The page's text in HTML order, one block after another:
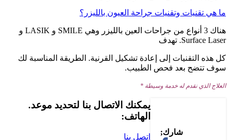
ما هي تقنيات وتقنيات جراحة العيون بالليزر؟
هناك 3 أنواع من جراحات العين بالليزر وهي SMILE و LASIK و
Surface Laser. تهدف
كل هذه التقنيات إلى إعادة تشكيل القرنية. الطريقة المناسبة لك
سوف تتضح بعد فحص الطبيب.
العلاج الذي نقدم له خدمة وسيطة *
يمكنك الاتصال بنا لتحديد موعد.
الهاتف:
اتصل بنا